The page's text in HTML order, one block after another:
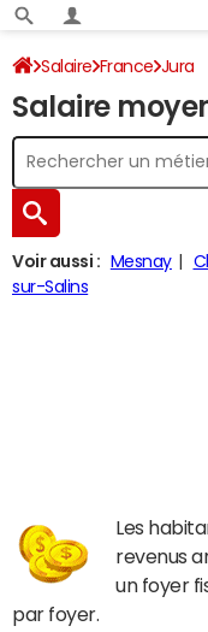
Salaire France Jura
Salaire
Voir aussi : Mesnay
sur-Salins
Les
revenus
un foyer
par foyer.